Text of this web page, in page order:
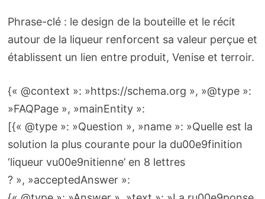
Phrase-clé : le design de la bouteille et le récit
autour de la liqueur renforcent sa valeur perçue et
établissent un lien entre produit, Venise et terroir.
{« @context »: »https://schema.org », »@type »:
»FAQPage », »mainEntity »:
[{« @type »: »Question », »name »: »Quelle est la
solution la plus courante pour la du00e9finition
‘liqueur vu00e9nitienne’ en 8 lettres
? », »acceptedAnswer »: